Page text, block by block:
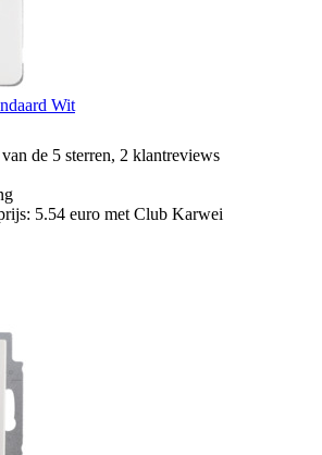
Wit
de 5 sterren, 2 klantreviews
5.54 euro met Club Karwei